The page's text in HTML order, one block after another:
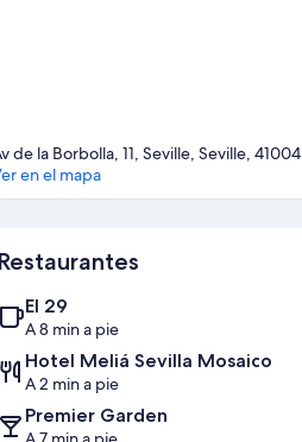
de la Borbolla, 11, Seville, Seville, 41004
en el mapa
Restaurantes
El 29
A 8 min a pie
Hotel Meliá Sevilla Mosaico
A 2 min a pie
Premier Garden